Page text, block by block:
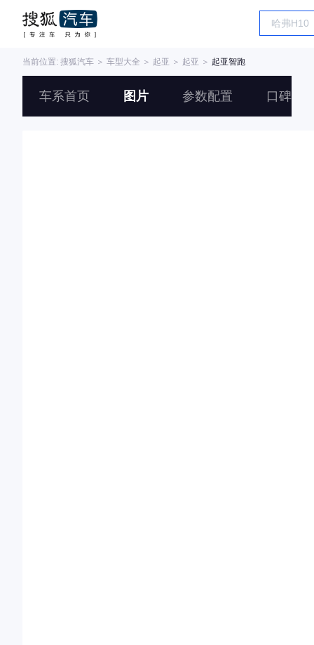
当前位置: 搜狐汽车 ＞ 车型大全 ＞ 起亚 ＞ 起亚 ＞ 起亚智跑
车系首页 图片 参数配置 口碑